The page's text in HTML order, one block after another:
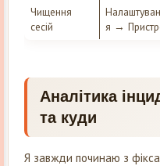
Чищення
сесій
я →
Аналітика
та куди
Я завжди починаю з